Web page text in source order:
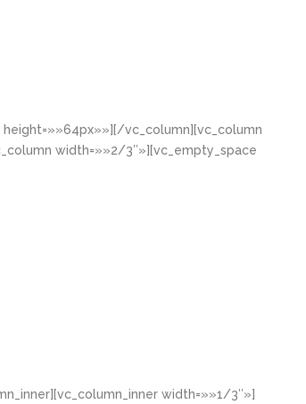
vc_column][vc_column
width=»»2/3″»][vc_empty_space
width=»»1/3″»]